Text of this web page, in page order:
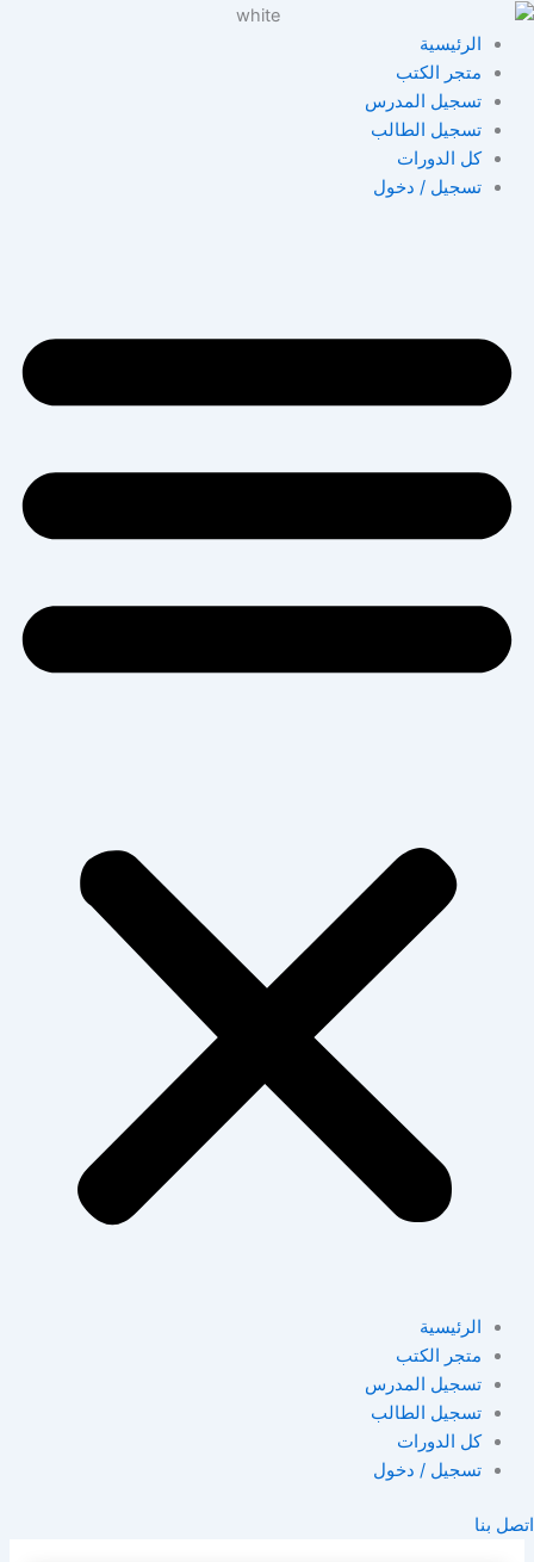
تخطي
المحتوى
الرئيسية
متجر الكتب
تسجيل المدرس
تسجيل الطالب
كل الدورات
تسجيل / دخول
الرئيسية
متجر الكتب
تسجيل المدرس
تسجيل الطالب
كل الدورات
تسجيل / دخول
اتصل بنا